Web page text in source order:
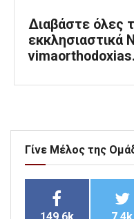
Διαβάστε όλες
εκκλησιαστικά
Γίνε Μέλος της